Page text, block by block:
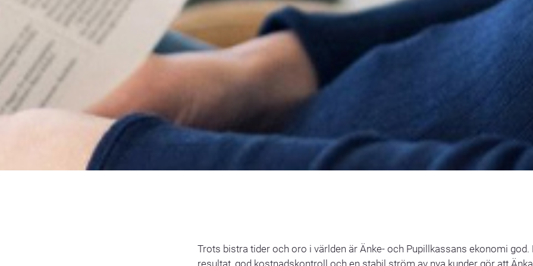
Trots bistra tider och oro i världen är Änke- och Pupillkassans ekonomi god.
resultat, god kostnadskontroll och en stabil ström av nya kunder gör att